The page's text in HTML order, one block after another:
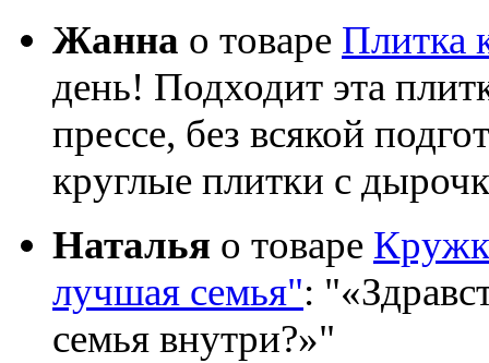
Жанна о товаре Плитка
день! Подходит эта
прессе, без всякой
круглые плитки с
Наталья о товаре
лучшая семья":
семья внутри?»